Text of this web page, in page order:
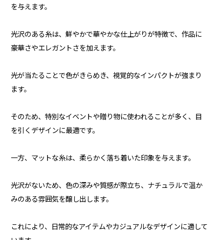
を与えます。
光沢のある糸は、鮮やかで華やかな仕上がりが特徴で、作品に
豪華さやエレガントさを加えます。
光が当たることで色がきらめき、視覚的なインパクトが強まり
ます。
そのため、特別なイベントや贈り物に使われることが多く、目
を引くデザインに最適です。
一方、マットな糸は、柔らかく落ち着いた印象を与えます。
光沢がないため、色の深みや質感が際立ち、ナチュラルで温か
みのある雰囲気を醸し出します。
これにより、日常的なアイテムやカジュアルなデザインに適して